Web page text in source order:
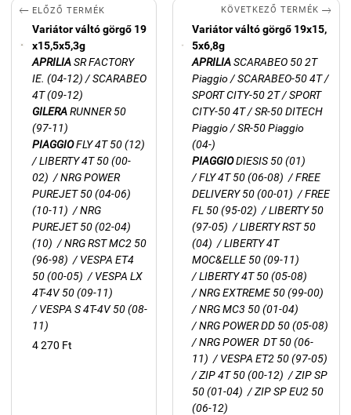
 ELŐZŐ TERMÉK
Variátor váltó görgő 19
x15,5x5,3g
APRILIASR FACTORY
IE. (04-12) / SCARABEO
4T (09-12)
GILERARUNNER 50
(97-11)
PIAGGIOFLY 4T 50 (12)
/LIBERTY 4T 50 (00-
02) / NRG POWER
PUREJET 50 (04-06)
(10-11) / NRG
PUREJET 50 (02-04)
(10) / NRG RST MC2 50
(96-98) / VESPA ET4
50 (00-05) / VESPA LX
4T-4V 50 (09-11)
/ VESPA S 4T-4V 50 (08-
11)
4 270 Ft
KÖVETKEZŐ TERMÉK 
Variátor váltó görgő 19x15,
5x6,8g
APRILIA SCARABEO 50 2T
Piaggio / SCARABEO-50 4T /
SPORT CITY-50 2T / SPORT
CITY-50 4T / SR-50 DITECH
Piaggio / SR-50 Piaggio
(04-)
PIAGGIODIESIS 50 (01)
/FLY 4T 50 (06-08) / FREE
DELIVERY 50 (00-01) / FREE
FL 50 (95-02) / LIBERTY 50
(97-05) / LIBERTY RST 50
(04) / LIBERTY 4T
MOC&ELLE 50 (09-11)
/ LIBERTY 4T 50 (05-08)
/ NRG EXTREME 50 (99-00)
/ NRG MC3 50 (01-04)
/ NRG POWER DD 50 (05-08)
/ NRG POWER DT 50 (06-
11) / VESPA ET2 50 (97-05)
/ ZIP 4T 50 (00-12) / ZIP SP
50 (01-04) / ZIP SP EU2 50
(06-12)